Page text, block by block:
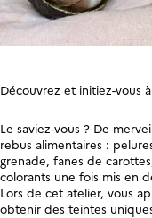
Découvrez et initiez-vous
Le saviez-vous ? De
rebus alimentaires :
grenade, fanes de
colorants une fois mis en
Lors de cet atelier, vous
obtenir des teintes